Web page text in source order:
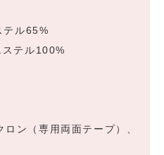
テル65%
テル100%
ン（専用両面テープ）、